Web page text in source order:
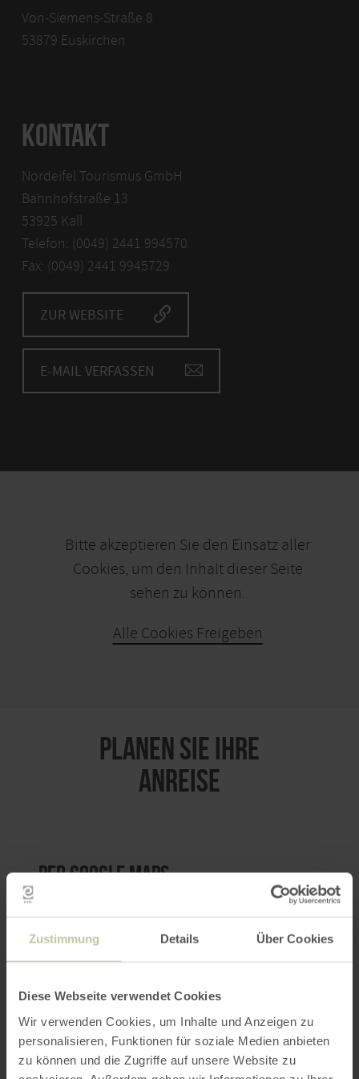
Zustimmung Details Über Cookies
Diese Webseite verwendet Cookies
Wir verwenden Cookies, um Inhalte und Anzeigen zu
personalisieren, Funktionen für soziale Medien anbieten
zu können und die Zugriffe auf unsere Website zu
der blanq GmbH und der Kreissparkasse Euskirchen)
Ort: Euskirchen, S-Forum der Kreissparkasse
Euskirchen, Von-Siemens-Str. 8
regional.de/nordeifel-mordeifel
Von-Siemens-Straße 8
53879 Euskirchen
KONTAKT
Nordeifel Tourismus GmbH
Bahnhofstraße 13
53925 Kall
Telefon: (0049) 2441 994570
Fax: (0049) 2441 9945729
ZUR WEBSITE
E-MAIL VERFASSEN
Bitte akzeptieren Sie den Einsatz aller
Cookies, um den Inhalt dieser Seite
sehen zu können.
Alle Cookies Freigeben
PLANEN SIE IHRE
ANREISE
per Google Maps
Anfahrt von:
ROUTE PLANEN